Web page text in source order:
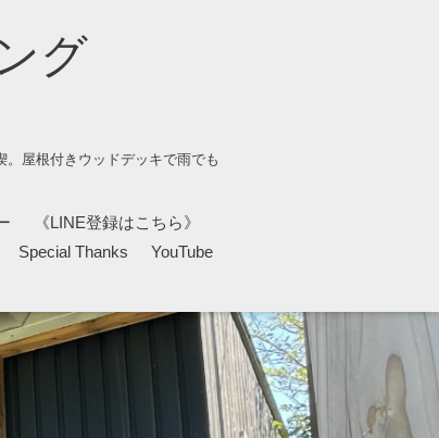
グ
屋根付きウッドデッキで雨でも
《LINE登録はこちら》
Special Thanks
YouTube